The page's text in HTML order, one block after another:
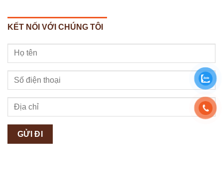
Tủ bếp góc chữ L
Bàn Ghế Ăn:
Bàn ghế ăn là bộ đôi sản phẩm bao gồm bàn ăn và ghế ăn,
được thiết kế để tạo ra không gian ăn uống trong nhà. Bàn
dùng bữa ăn. Bàn ăn có thể là hình chữ nhật, vuông, tròn,
hoặc có thiết kế đặc biệt, trong khi ghế ăn thường được
làm từ các chất liệu như gỗ tự nhiên, kim loại, nhựa hoặc
da, mang lại sự thoải mái và phong cách cho người sử
KẾT NỐI VỚI CHÚNG TÔI